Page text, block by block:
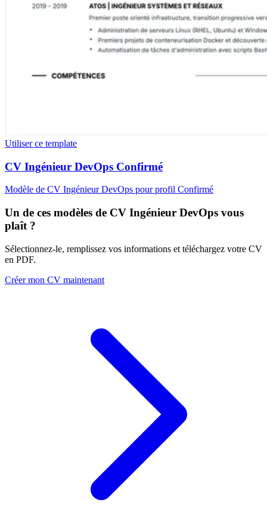
Utiliser ce template
CV Ingénieur DevOps Confirmé
Modèle de CV Ingénieur DevOps pour profil Confirmé
Un de ces modèles de CV Ingénieur DevOps vous
plaît ?
Sélectionnez-le, remplissez vos informations et téléchargez votre CV
en PDF.
Créer mon CV maintenant